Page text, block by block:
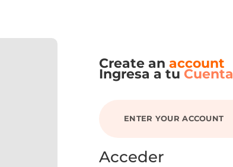
Ingresa a tuCuenta
Create anaccount
ENTER YOUR ACCOUNT
Acceder